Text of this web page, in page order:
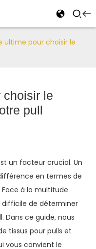
ultime pour choisir le
choisir le
pull
un facteur crucial. Un
en termes de
à la multitude
difficile de déterminer
Dans ce guide, nous
tissus pour pulls et
vous convient le